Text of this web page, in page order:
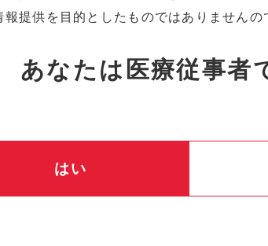
報提供を目的としたものではありませんの
あなたは 医療従事者
はい